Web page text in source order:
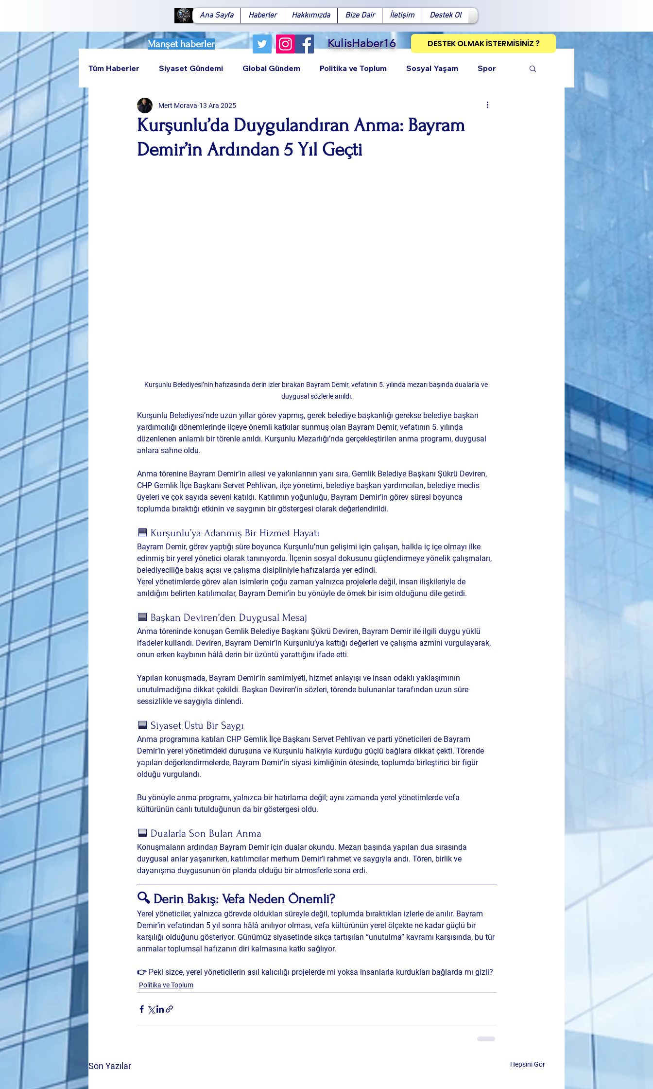
Ana Sayfa Haberler Hakkımızda Bize Dair İletişim Destek Ol
Manşet haberler KulisHaber16 DESTEK OLMAK İSTERMİSİNİZ ?
FacebookX (Twitter) WhatsApp
Tüm Haberler Siyaset Gündemi Global Gündem Politika ve Toplum Sosyal Yaşam Spor
Teknoloji Rumeli
Kurşunlu’da Duygulandıran Anma: Bayram
Demir’in Ardından 5 Yıl Geçti
Mert Morava 13 Ara 2025
Kurşunlu Belediyesi’nin hafızasında derin izler bırakan Bayram Demir, vefatının 5. yılında mezarı başında dualarla ve
duygusal sözlerle anıldı.
Kurşunlu Belediyesi’nde uzun yıllar görev yapmış, gerek belediye başkanlığı gerekse belediye başkan
yardımcılığı dönemlerinde ilçeye önemli katkılar sunmuş olan Bayram Demir, vefatının 5. yılında
düzenlenen anlamlı bir törenle anıldı. Kurşunlu Mezarlığı’nda gerçekleştirilen anma programı, duygusal
anlara sahne oldu.
Anma törenine Bayram Demir’in ailesi ve yakınlarının yanı sıra, Gemlik Belediye Başkanı Şükrü Deviren,
CHP Gemlik İlçe Başkanı Servet Pehlivan, ilçe yönetimi, belediye başkan yardımcıları, belediye meclis
üyeleri ve çok sayıda seveni katıldı. Katılımın yoğunluğu, Bayram Demir’in görev süresi boyunca
toplumda bıraktığı etkinin ve saygının bir göstergesi olarak değerlendirildi.
🟦 Kurşunlu’ya Adanmış Bir Hizmet Hayatı
Bayram Demir, görev yaptığı süre boyunca Kurşunlu’nun gelişimi için çalışan, halkla iç içe olmayı ilke
edinmiş bir yerel yönetici olarak tanınıyordu. İlçenin sosyal dokusunu güçlendirmeye yönelik çalışmaları,
belediyeciliğe bakış açısı ve çalışma disipliniyle hafızalarda yer edindi.
Yerel yönetimlerde görev alan isimlerin çoğu zaman yalnızca projelerle değil, insan ilişkileriyle de
anıldığını belirten katılımcılar, Bayram Demir’in bu yönüyle de örnek bir isim olduğunu dile getirdi.
🟦 Başkan Deviren’den Duygusal Mesaj
Anma töreninde konuşan Gemlik Belediye Başkanı Şükrü Deviren, Bayram Demir ile ilgili duygu yüklü
ifadeler kullandı. Deviren, Bayram Demir’in Kurşunlu’ya kattığı değerleri ve çalışma azmini vurgulayarak,
onun erken kaybının hâlâ derin bir üzüntü yarattığını ifade etti.
Yapılan konuşmada, Bayram Demir’in samimiyeti, hizmet anlayışı ve insan odaklı yaklaşımının
unutulmadığına dikkat çekildi. Başkan Deviren’in sözleri, törende bulunanlar tarafından uzun süre
sessizlikle ve saygıyla dinlendi.
🟦 Siyaset Üstü Bir Saygı
Anma programına katılan CHP Gemlik İlçe Başkanı Servet Pehlivan ve parti yöneticileri de Bayram
Demir’in yerel yönetimdeki duruşuna ve Kurşunlu halkıyla kurduğu güçlü bağlara dikkat çekti. Törende
yapılan değerlendirmelerde, Bayram Demir’in siyasi kimliğinin ötesinde, toplumda birleştirici bir figür
olduğu vurgulandı.
Bu yönüyle anma programı, yalnızca bir hatırlama değil; aynı zamanda yerel yönetimlerde vefa
kültürünün canlı tutulduğunun da bir göstergesi oldu.
🟦 Dualarla Son Bulan Anma
Konuşmaların ardından Bayram Demir için dualar okundu. Mezarı başında yapılan dua sırasında
duygusal anlar yaşanırken, katılımcılar merhum Demir’i rahmet ve saygıyla andı. Tören, birlik ve
dayanışma duygusunun ön planda olduğu bir atmosferle sona erdi.
🔍 Derin Bakış: Vefa Neden Önemli?
Yerel yöneticiler, yalnızca görevde oldukları süreyle değil, toplumda bıraktıkları izlerle de anılır. Bayram
Demir’in vefatından 5 yıl sonra hâlâ anılıyor olması, vefa kültürünün yerel ölçekte ne kadar güçlü bir
karşılığı olduğunu gösteriyor. Günümüz siyasetinde sıkça tartışılan “unutulma” kavramı karşısında, bu tür
anmalar toplumsal hafızanın diri kalmasına katkı sağlıyor.
👉 Peki sizce, yerel yöneticilerin asıl kalıcılığı projelerde mi yoksa insanlarla kurdukları bağlarda mı gizli?
Politika ve Toplum
Son Yazılar Hepsini Gör